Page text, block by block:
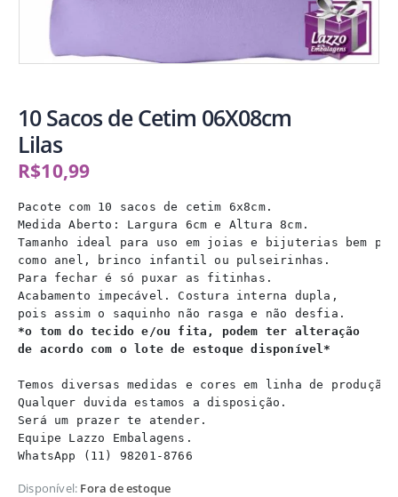
10 Sacos de Cetim 06X08cm
Lilas
R$10,99
Pacote com 10 sacos de cetim 6x8cm.
Medida Aberto: Largura 6cm e Altura 8cm.
Tamanho ideal para uso em joias e bijuterias bem
como anel, brinco infantil ou pulseirinhas.
Para fechar é só puxar as fitinhas.
Acabamento impecável. Costura interna dupla,
*o tom do tecido e/ou fita, podem ter alteração
de acordo com o lote de estoque disponível*
Temos diversas medidas e cores em linha de produção.
Qualquer duvida estamos a disposição.
Será um prazer te atender.
Equipe Lazzo Embalagens.
WhatsApp (11) 98201-8766
Disponível: Fora de estoque